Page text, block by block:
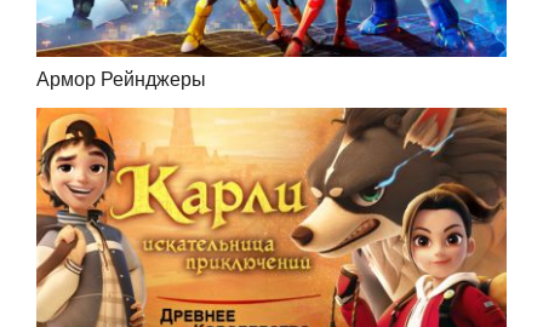
Армор Рейнджеры